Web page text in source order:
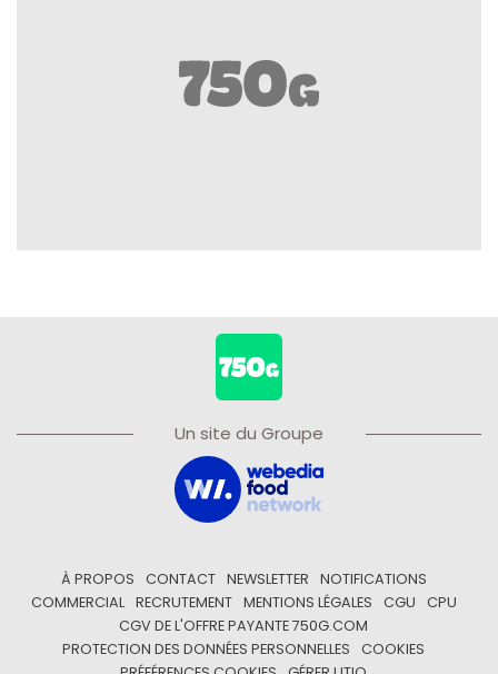
Un site du Groupe
À PROPOS CONTACT NEWSLETTER
NOTIFICATIONS
COMMERCIAL
RECRUTEMENT MENTIONS LÉGALES CGU
CPU
CGV DE L'OFFRE PAYANTE 750G.COM
PROTECTION DES DONNÉES PERSONNELLES
COOKIES